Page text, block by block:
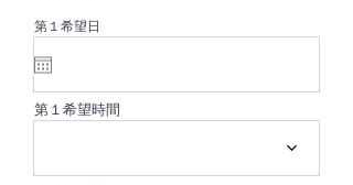
第１希望日
第１希望時間